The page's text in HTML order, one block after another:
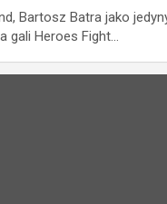
Bartosz Batra jako
gali Heroes Fight…